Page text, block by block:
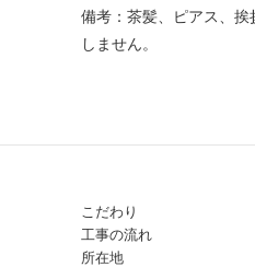
備考：茶髪、ピアス、
しません。
こだわり
工事の流れ
所在地